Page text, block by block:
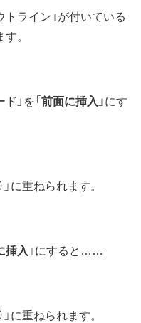
トライン」が付いている
。
」を「前面に挿入 」にす
）」に重ねられます。
挿入 」にすると……
）」に重ねられます。